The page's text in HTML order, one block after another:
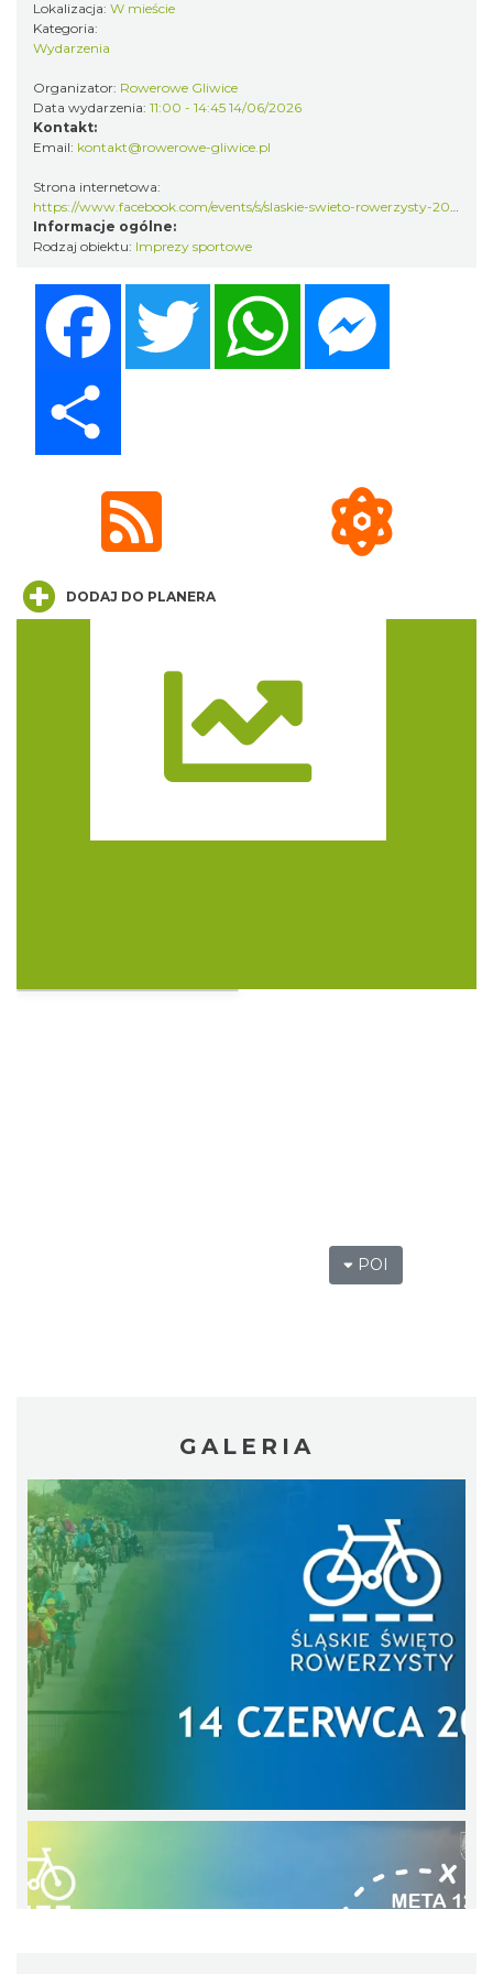
CO, GDZIE, KIEDY W KATOWICACH 3-
9.08.2026
22.52 km
Kult – Pomarańczowa Trasa 2026
Katowice
22.67 km
2026-12-11
2026
Katowice
2026-11-14
22.74 km
Lokalizacja: W mieście
Kategoria:
Wydarzenia
Organizator: Rowerowe Gliwice
Data wydarzenia: 11:00 - 14:45 14/06/2026
Kontakt:
Email: kontakt@rowerowe-gliwice.pl
Strona internetowa:
https://www.facebook.com/events/s/slaskie-swieto-rowerzysty-2026/968562215820489/?rdid=7EwIzACZ3mdYayZt&share_url=https%3A%2F%2Fwww.facebook.com%2Fshare%2F18kaYv9Eyz%2F#
Informacje ogólne:
Rodzaj obiektu: Imprezy sportowe
Twitter WhatsApp
DODAJ DO PLANERA
POI
GALERIA